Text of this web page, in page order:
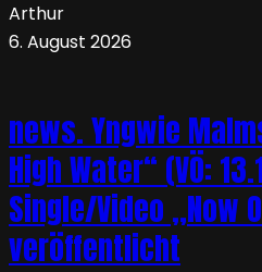
Arthur
6. August 2026
news. Yngwie
High Water“ (VÖ:
Single/Video „Now
veröffentlicht